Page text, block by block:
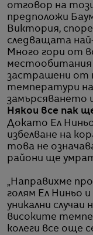
отговор на
предположи
Виктория,
следващата
Много гори от
местообитания
застрашени от
температури
замърсяването
Някои все пак
Докато Ел
избелване на
това не
райони ще
„Направихме
голям Ел Ниньо
уникални
високите
колеги все още